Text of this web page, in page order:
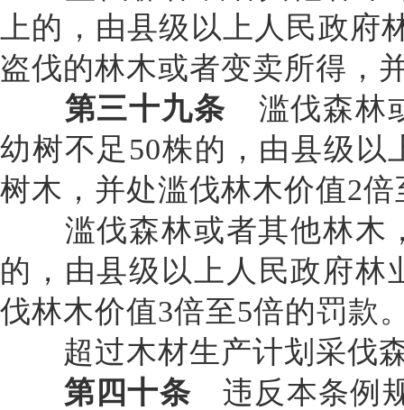
上的，由县级以上人民政
盗伐的林木或者变卖所得，
第三十九条 滥伐森林
幼树不足50株的，由县级
树木，并处滥伐林木价值2
滥伐森林或者其他林木
的，由县级以上人民政府林
伐林木价值3倍至5倍的罚款
超过木材生产计划采伐森
第四十条违反本条例规